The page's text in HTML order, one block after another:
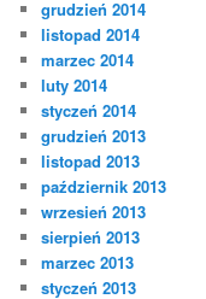
grudzień 2014
listopad 2014
marzec 2014
luty 2014
styczeń 2014
grudzień 2013
listopad 2013
październik 2013
wrzesień 2013
sierpień 2013
marzec 2013
styczeń 2013